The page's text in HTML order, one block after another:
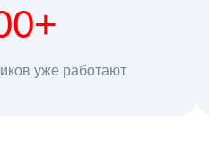
уже работают
68 млн